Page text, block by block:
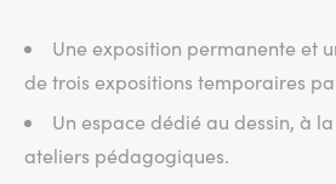
Une exposition permanente et
de trois expositions temporaires
Un espace dédié au dessin, à
ateliers pédagogiques.